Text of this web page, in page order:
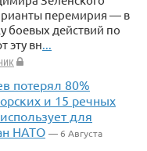
перемирия — в
боевых действий по
эту вн...
потерял 80%
и 15 речных
для
НАТО — 6 Августа